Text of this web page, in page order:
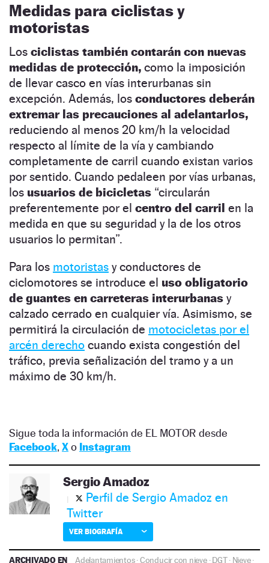
Medidas para ciclistas y
motoristas
Los ciclistas también contarán con nuevas
medidas de protección, como la imposición
de llevar casco en vías interurbanas sin
excepción. Además, los conductores deberán
extremar las precauciones al adelantarlos,
reduciendo al menos 20 km/h la velocidad
respecto al límite de la vía y cambiando
completamente de carril cuando existan varios
por sentido. Cuando pedaleen por vías urbanas,
los usuarios de bicicletas “circularán
preferentemente por el centro del carril en la
medida en que su seguridad y la de los otros
usuarios lo permitan”.
Para los motoristas y conductores de
ciclomotores se introduce el uso obligatorio
de guantes en carreteras interurbanas y
calzado cerrado en cualquier vía. Asimismo, se
permitirá la circulación de motocicletas por el
arcén derecho cuando exista congestión del
tráfico, previa señalización del tramo y a un
máximo de 30 km/h.
Sigue toda la información de EL MOTOR desde
Facebook, Xo Instagram
Sergio Amadoz
Perfil de Sergio Amadoz en
Twitter
VER BIOGRAFÍA
ARCHIVADO EN Adelantamientos·Conducir con nieve·DGT· Nieve·